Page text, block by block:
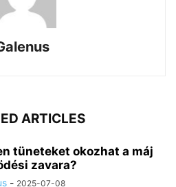
ARTICLES
tüneteket okozhat a máj
zavara?
- 2025-07-08